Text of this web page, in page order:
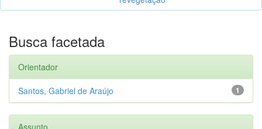
Busca facetada
Orientador
1
Santos, Gabriel de Araújo
Assunto